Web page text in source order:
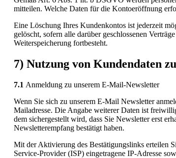
mitteilen. Welche Daten für die Kontoeröffnung
Eine Löschung Ihres Kundenkontos ist jederzeit
gelöscht, sofern alle darüber geschlossenen
Weiterspeicherung fortbesteht.
7) Nutzung von Kundendaten
7.1 Anmeldung zu unserem E-Mail-Newsletter
Wenn Sie sich zu unserem E-Mail Newsletter
Mailadresse. Die Angabe weiterer Daten ist
dem sichergestellt wird, dass Sie Newsletter erst
Newsletterempfang bestätigt haben.
Mit der Aktivierung des Bestätigungslinks erteilen
Service-Provider (ISP) eingetragene IP-Adresse